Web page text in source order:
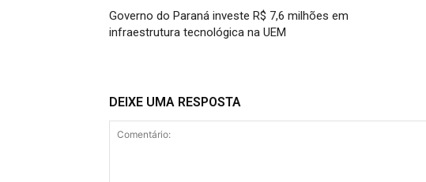
Governo do Paraná investe R$ 7,6 milhões em
infraestrutura tecnológica na UEM
DEIXE UMA RESPOSTA